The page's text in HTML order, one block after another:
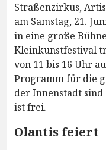
Straßenzirkus,
am Samstag, 21.
in eine große
Kleinkunstfestival
von 11 bis 16 Uhr
Programm für die
der Innenstadt
ist frei.
Olantis feiert